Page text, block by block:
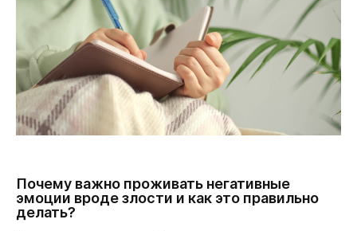
Почему важно проживать негативные
эмоции вроде злости и как это правильно
делать?